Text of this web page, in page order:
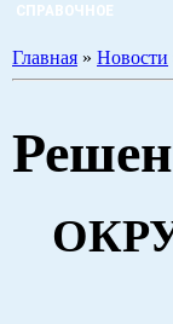
СПРАВОЧНОЕ
Главная » Новости